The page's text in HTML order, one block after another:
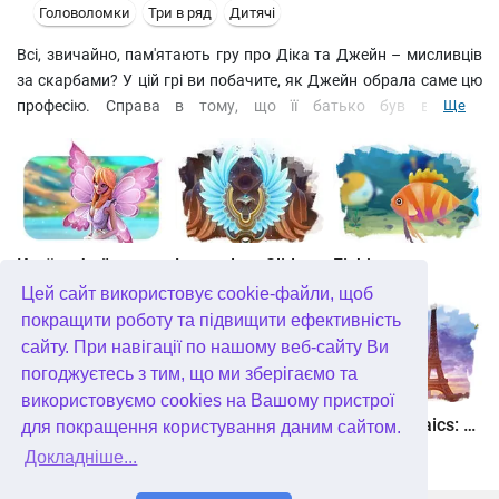
Цей сайт використовує cookie-файли, щоб
покращити роботу та підвищити ефективність
сайту. При навігації по нашому веб-сайту Ви
погоджуєтесь з тим, що ми зберігаємо та
використовуємо cookies на Вашому пристрої
для покращення користування даним сайтом.
Докладніше...
Головоломки Три в ряд Дитячі
Всі, звичайно, пам'ятають гру про Діка та Джейн – мисливців
за скарбами? У цій грі ви побачите, як Джейн обрала саме цю
професію. Справа в тому, що її батько був відомим
Шангрі Ла у горах Тибету. Коли Джейн була маленькою, її
батько вирушив у свою чергову подорож. Більше про нього
ніхто не чув. Перед від'їздом він залишив Джейн амулет, не
сказавши, що він означає. І тільки коли Джейн виросла, вона
зрозуміла, що амулет – це ключ, а відкриває він дивну скриню,
що зберігається на горищі. Відкривши його, Джейн знайшла
щоденник батька. І вона вирішила сама вирушити на пошуки
свого батька та легендарної країни.
Ще
Країна фей Legendary Slide Fishjong
Квадріум Пас'янс Білосніжка. Зачароване королівство Travel Mosaics: A Paris Tour